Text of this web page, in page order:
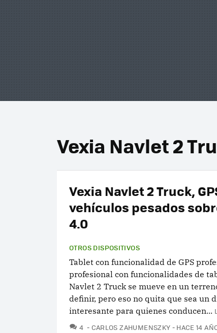
Vexia Navlet 2
Vexia Navlet 2 Truck,
vehículos pesados
4.0
OTROS DISPOSITIVOS
Tablet con funcionalidad de GPS
profesional con funcionalidades de
Navlet 2 Truck se mueve en un
definir, pero eso no quita que sea un
interesante para quienes conducen...
4 COMENTARIOS
CARLOS ZAHUMENSZKY HACE 14